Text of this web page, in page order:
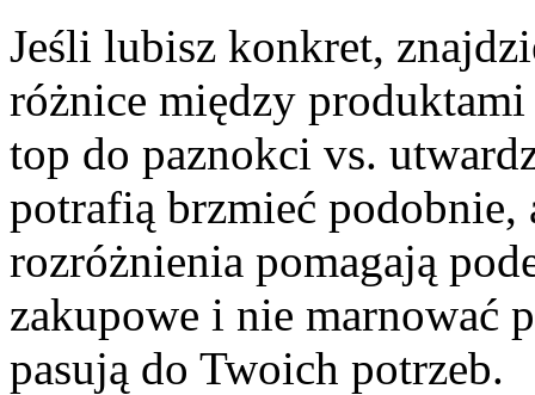
Jeśli lubisz konkret,
różnice między
top do paznokci vs.
potrafią brzmieć podobnie,
rozróżnienia pomagają
zakupowe i nie marnować
pasują do Twoich potrzeb.